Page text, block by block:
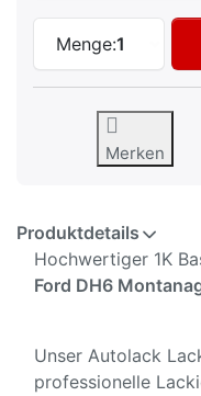
Menge:1
Merken
Produktdetails
Hochwertiger 1K
Ford DH6
Unser Autolack
professionelle